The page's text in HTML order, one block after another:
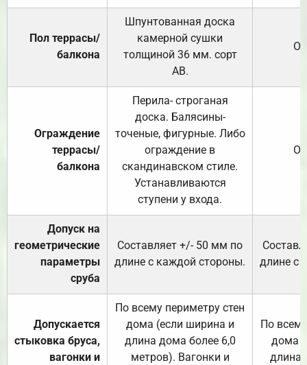
Пол террасы/
балкона
Шпунтованная доска
камерной сушки
толщиной 36 мм. сорт
АВ.
Ограждение
террасы/
балкона
Перила- строганая
доска. Балясины-
точеные, фигурные. Либо
ограждение в
скандинавском стиле.
Устанавливаются
ступени у входа.
Допуск на
геометрические
параметры
сруба
Составляет +/- 50 мм по
длине с каждой стороны.
длине с
Допускается
стыковка бруса,
вагонки и
По всему периметру стен
дома (если ширина и
длина дома более 6,0
метров). Вагонки и
По
дома
длина